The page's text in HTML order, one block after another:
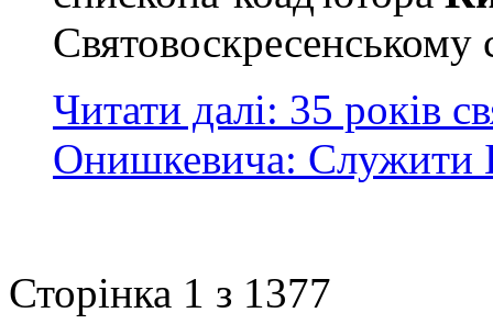
Святовоскресенському
Читати далі: 35 років
Онишкевича: Служити
Сторінка 1 з 1377